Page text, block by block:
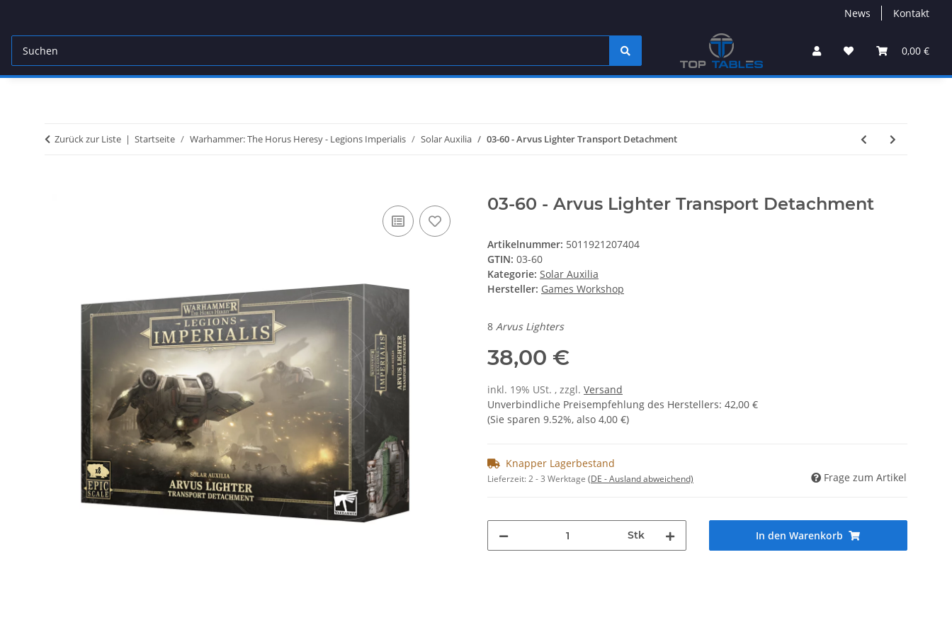
News Kontakt
0,00 €
Zurück zur Liste Startseite Warhammer: The Horus Heresy - Legions Imperialis Solar Auxilia 03-60 - Arvus Lighter Transport Detachment
03-60 - Arvus Lighter Transport Detachment
Artikelnummer: 5011921207404
GTIN: 03-60
Kategorie: Solar Auxilia
Hersteller: Games Workshop
8 Arvus Lighters
38,00 €
inkl. 19% USt. , zzgl. Versand
Unverbindliche Preisempfehlung des Herstellers: 42,00 €
(Sie sparen 9.52%, also 4,00 €)
Knapper Lagerbestand
Lieferzeit:2 - 3 Werktage (DE - Ausland abweichend) Frage zum Artikel
Stk In den Warenkorb